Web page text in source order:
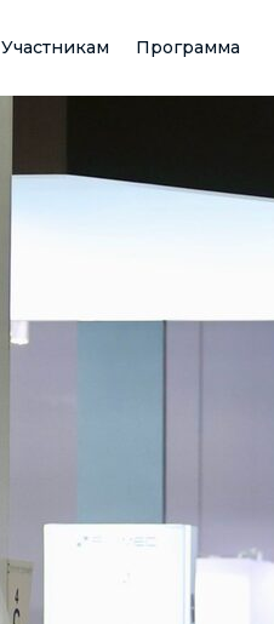
Участникам Программа